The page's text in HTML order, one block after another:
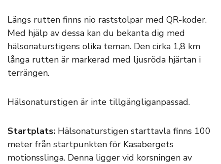
Längs rutten finns nio raststolpar med QR-­koder.
Med hjälp av dessa kan du bekanta dig med
hälsonaturstigens olika teman. Den cirka 1,8 km
långa rutten är markerad med ljusröda hjärtan i
terrängen.
Hälsonaturstigen är inte tillgängliganpassad.
Startplats: Hälsonaturstigen starttavla finns 100
meter från startpunkten för Kasabergets
motionsslinga. Denna ligger vid korsningen av